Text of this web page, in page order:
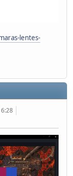
lentes-